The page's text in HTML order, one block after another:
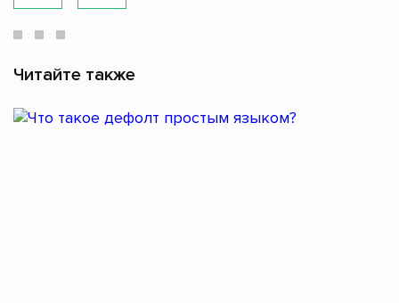
Читайте также